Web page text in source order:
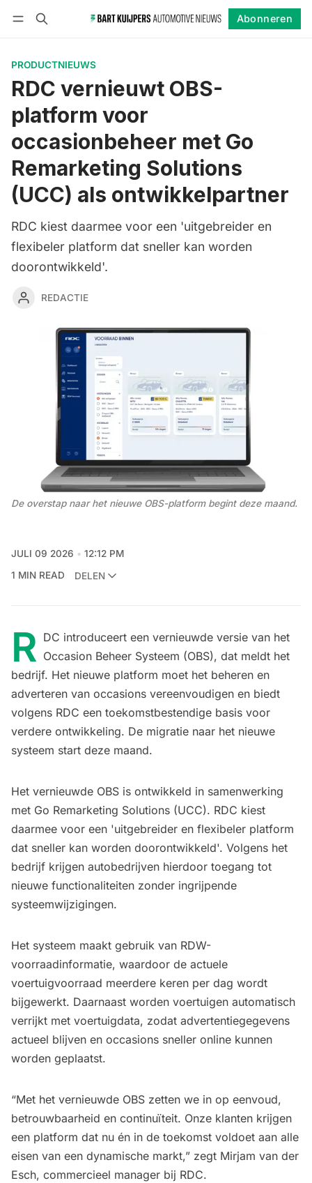
Abonneren
PRODUCTNIEUWS
RDC vernieuwt OBS-
platform voor
occasionbeheer met Go
Remarketing Solutions
(UCC) als ontwikkelpartner
RDC kiest daarmee voor een 'uitgebreider en
flexibeler platform dat sneller kan worden
doorontwikkeld'.
REDACTIE
De overstap naar het nieuwe OBS-platform begint deze maand.
JULI 09 2026
12:12 PM
1 MIN READ
DELEN
R DC introduceert een vernieuwde versie van het
Occasion Beheer Systeem (OBS), dat meldt het
bedrijf. Het nieuwe platform moet het beheren en
adverteren van occasions vereenvoudigen en biedt
volgens RDC een toekomstbestendige basis voor
verdere ontwikkeling. De migratie naar het nieuwe
systeem start deze maand.
Het vernieuwde OBS is ontwikkeld in samenwerking
met Go Remarketing Solutions (UCC). RDC kiest
daarmee voor een 'uitgebreider en flexibeler platform
dat sneller kan worden doorontwikkeld'. Volgens het
bedrijf krijgen autobedrijven hierdoor toegang tot
nieuwe functionaliteiten zonder ingrijpende
systeemwijzigingen.
Het systeem maakt gebruik van RDW-
voorraadinformatie, waardoor de actuele
voertuigvoorraad meerdere keren per dag wordt
bijgewerkt. Daarnaast worden voertuigen automatisch
verrijkt met voertuigdata, zodat advertentiegegevens
actueel blijven en occasions sneller online kunnen
worden geplaatst.
“Met het vernieuwde OBS zetten we in op eenvoud,
betrouwbaarheid en continuïteit. Onze klanten krijgen
een platform dat nu én in de toekomst voldoet aan alle
eisen van een dynamische markt,” zegt Mirjam van der
Esch, commercieel manager bij RDC.